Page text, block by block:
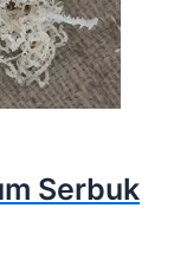
Serbuk